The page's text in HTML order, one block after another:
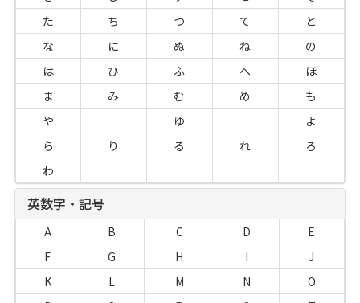
た
ち つ て
と
な
に ぬ ね
の
は
ひ ふ へ
ほ
ま
み む め
も
や
ゆ
よ
ら
り る れ
ろ
わ
英数字・記号
A B C D
E
F
G H I
J
K
L M N
O